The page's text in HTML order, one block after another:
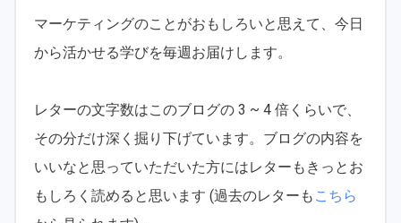
マーケティングのことがおもしろいと思えて、今日
から活かせる学びを毎週お届けします。
レターの文字数はこのブログの 3 ~ 4 倍くらいで、
その分だけ深く掘り下げています。ブログの内容を
いいなと思っていただいた方にはレターもきっとお
もしろく読めると思います (過去のレターも こちら